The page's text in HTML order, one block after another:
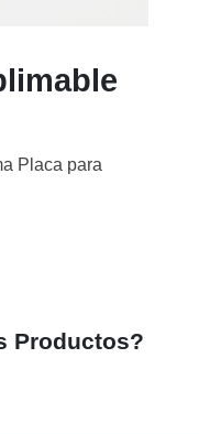
Placa para
Productos?